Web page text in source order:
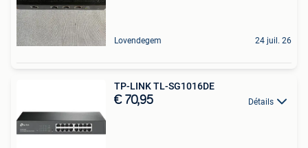
Lovendegem 24 juil. 26
TP-LINK TL-SG1016DE
€ 70,95 Détails